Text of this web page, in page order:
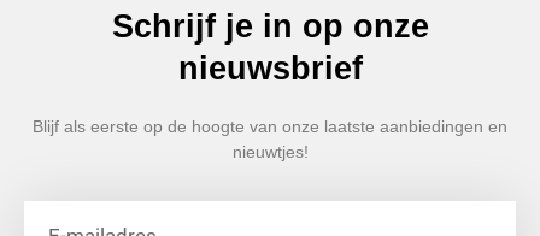
Schrijf je in op onze
nieuwsbrief
Blijf als eerste op de hoogte van onze laatste aanbiedingen en
nieuwtjes!